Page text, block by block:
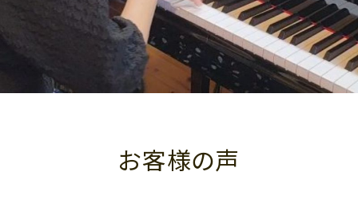
お客様の声